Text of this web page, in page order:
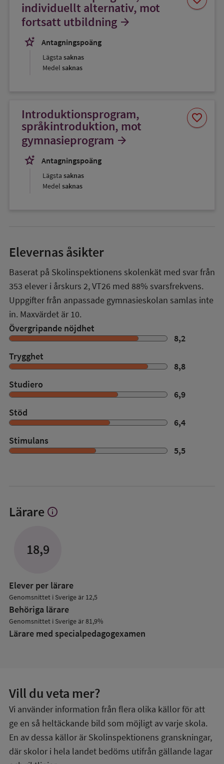
individuellt alternativ, mot
fortsatt utbildning arrow_forward
stars_2
Antagningspoäng
Lägsta saknas
Medel saknas
som
Introduktionsprogram,
språkintroduktion, mot
gymnasieprogram arrow_forward
stars_2
Antagningspoäng
Lägsta saknas
Medel saknas
favorite
Spara
som
Elevernas åsikter
Baserat på Skolinspektionens skolenkät med svar från
353 elever i årskurs 2,VT26 med 88% svarsfrekvens.
Uppgifter från anpassade gymnasieskolan samlas inte
in. Maxvärdet är 10.
Övergripande nöjdhet
8,2
Trygghet
8,8
Studiero
6,9
Stöd
6,4
Stimulans
5,5
Lärare Visa
info
18,9
Elever per lärare
Genomsnittet i Sverige är 12,5
Behöriga lärare
Genomsnittet i Sverige är 81,9%
Lärare med specialpedagog­examen
Vill du veta mer?
Vi använder information från flera olika källor för att
ge en så heltäckande bild som möjligt av varje skola.
En av dessa källor är Skolinspektionens granskningar,
där skolor i hela landet bedöms utifrån gällande lagar